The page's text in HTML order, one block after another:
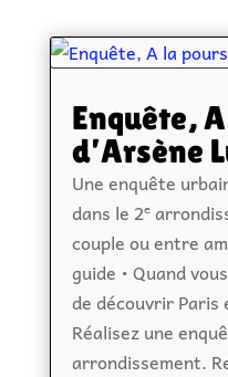
Enquête,
d’Arsène
Une enquête
dans le 2ᵉ
couple ou entre
guide • Quand
de découvrir
Réalisez une
arrondissement.